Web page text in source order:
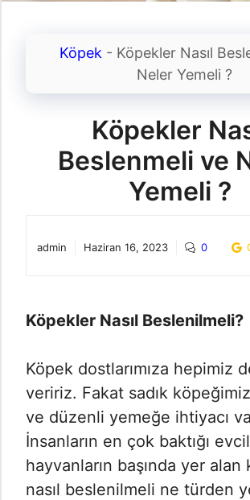
Köpek - Köpekler Nasıl
Neler Yemeli ?
Köpekler
Beslenmeli ve
Yemeli ?
admin Haziran 16, 2023 0
Köpekler Nasıl Beslenilmeli?
Köpek dostlarımıza hepimiz
veririz. Fakat sadık
ve düzenli yemeğe ihtiyacı
İnsanların en çok baktığı evcil
hayvanların başında yer
nasıl beslenilmeli ne türden